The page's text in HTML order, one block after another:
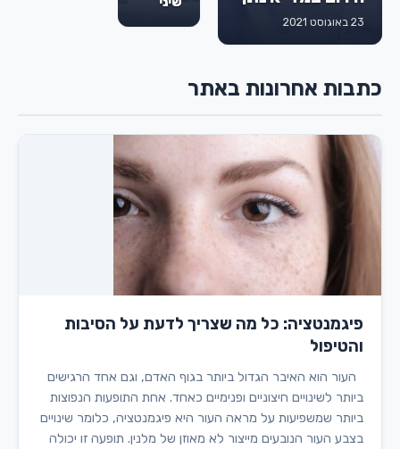
גורמן ז"ל
23 באוגוסט 2021
ומה
לדעת
מראש
כתבות אחרונות באתר
פיגמנטציה: כל מה שצריך לדעת על הסיבות
והטיפול
העור הוא האיבר הגדול ביותר בגוף האדם, וגם אחד הרגישים
ביותר לשינויים חיצוניים ופנימיים כאחד. אחת התופעות הנפוצות
ביותר שמשפיעות על מראה העור היא פיגמנטציה, כלומר שינויים
בצבע העור הנובעים מייצור לא מאוזן של מלנין. תופעה זו יכולה